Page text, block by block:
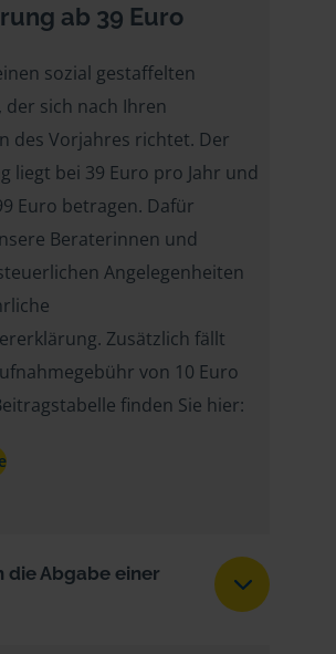
ab 39 Euro
sozial gestaffelten
sich nach Ihren
des Vorjahres richtet. Der
liegt bei 39 Euro pro Jahr und
Euro betragen. Dafür
Beraterinnen und
Angelegenheiten
Zusätzlich fällt
von 10 Euro
finden Sie hier:
die Abgabe einer